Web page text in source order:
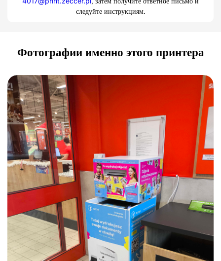
следуйте инструкциям.
Фотографии именно этого принтера